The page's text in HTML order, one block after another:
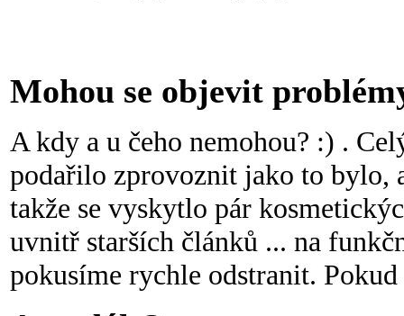
Mohou se objevit
A kdy a u čeho nemohou? :) .
podařilo zprovoznit jako to bylo,
takže se vyskytlo pár
uvnitř starších článků ... na
pokusíme rychle odstranit.